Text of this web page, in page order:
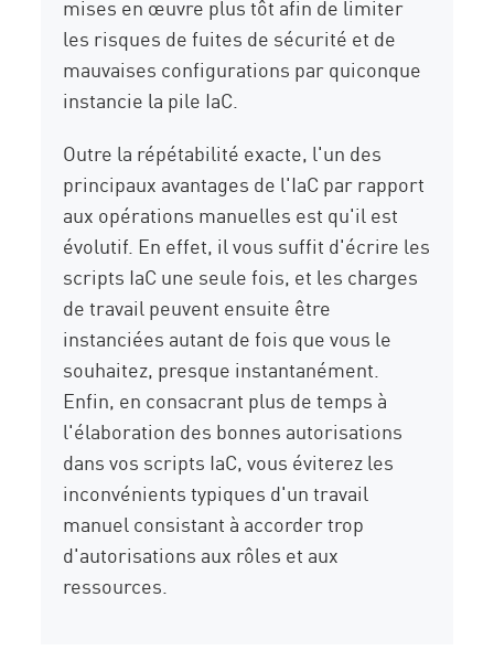
mises en œuvre plus tôt afin de limiter
les risques de fuites de sécurité et de
mauvaises configurations par quiconque
instancie la pile IaC.
Outre la répétabilité exacte, l'un des
principaux avantages de l'IaC par rapport
aux opérations manuelles est qu'il est
évolutif. En effet, il vous suffit d'écrire les
scripts IaC une seule fois, et les charges
de travail peuvent ensuite être
instanciées autant de fois que vous le
souhaitez, presque instantanément.
Enfin, en consacrant plus de temps à
l'élaboration des bonnes autorisations
dans vos scripts IaC, vous éviterez les
inconvénients typiques d'un travail
manuel consistant à accorder trop
d'autorisations aux rôles et aux
ressources.